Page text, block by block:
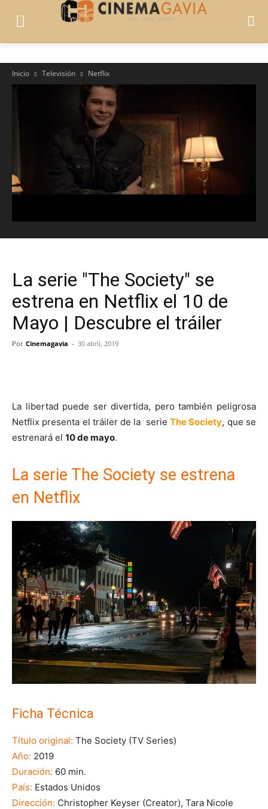
Inicio Televisión Netflix
La serie "The Society" se
estrena en Netflix el 10 de
Mayo | Descubre el tráiler
Por Cinemagavia - 30 abril, 2019
La libertad puede ser divertida, pero también peligrosa
Netflix presenta el tráiler de la serieThe Society, que se
estrenará el 10 de mayo.
La serie The Society se estrena
en Netflix
Ficha Técnica
Título original: The Society (TV Series)
Año: 2019
Duración: 60 min.
País: Estados Unidos
Dirección: Christopher Keyser (Creator), Tara Nicole